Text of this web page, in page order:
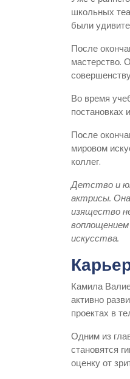
школьных
были
После
мастерство.
Во время
постановках
После
мировом
коллег.
Детство и
актрисы.
изящество
искусства.
Камила
активно
проектах в
Одним из
становятся
оценку от